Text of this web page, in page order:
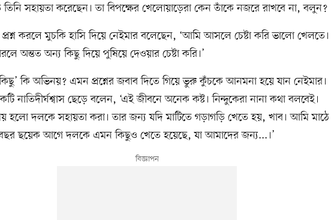
সহায়তা করেছেন। তা বিপক্ষের খেলোয়াড়েরা কেন তাঁকে নজরে রাখবে না, বলুন?
প্রশ্ন করলে মুচকি হাসি দিয়ে নেইমার বলেছেন, ‘আমি আসলে চেষ্টা করি ভালো খেলতে।
অন্তত অন্য কিছু দিয়ে পুষিয়ে দেওয়ার চেষ্টা করি।’
কি অভিনয়? এমন প্রশ্নের জবাব দিতে গিয়ে ভুরু কুঁচকে আনমনা হয়ে যান নেইমার।
নাতিদীর্ঘশ্বাস ছেড়ে বলেন, ‘এই জীবনে অনেক কষ্ট। নিন্দুকেরা নানা কথা বলবেই।
দলকে সহায়তা করা। তার জন্য যদি মাটিতে গড়াগড়ি খেতে হয়, খাব। আমি মাঠে
বছর ছয়েক আগে দলকে এমন কিছুও খেতে হয়েছে, যা আমাদের জন্য...।’